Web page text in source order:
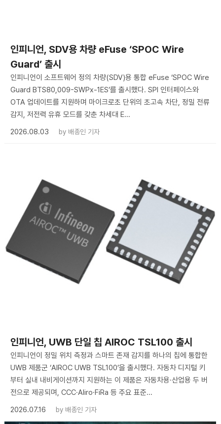
인피니언, SDV용 차량 eFuse ‘SPOC Wire
Guard’ 출시
인피니언이 소프트웨어 정의 차량(SDV)용 통합 eFuse ‘SPOC Wire
Guard BTS80,009-SWPx-1ES’를 출시했다. SPI 인터페이스와
OTA 업데이트를 지원하며 마이크로초 단위의 초고속 차단, 정밀 전류
감지, 저전력 유휴 모드를 갖춘 차세대 E...
2026.08.03
by 배종인 기자
인피니언, UWB 단일 칩 AIROC TSL100 출시
인피니언이 정밀 위치 측정과 스마트 존재 감지를 하나의 칩에 통합한
UWB 제품군 ‘AIROC UWB TSL100’을 출시했다. 자동차 디지털 키
부터 실내 내비게이션까지 지원하는 이 제품은 자동차용·산업용 두 버
전으로 제공되며, CCC·Aliro·FiRa 등 주요 표준...
2026.07.16
by 배종인 기자